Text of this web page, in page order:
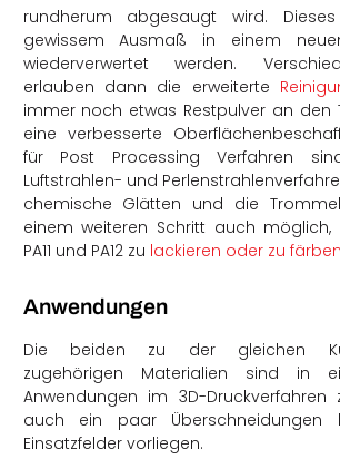
rundherum abgesaugt wird.
gewissem Ausmaß in einem
wiederverwertet werden.
erlauben dann die erweiterte
immer noch etwas Restpulver an den
eine verbesserte
für Post Processing Verfahren
Luftstrahlen- und
chemische Glätten und die
einem weiteren Schritt auch
PA11 und PA12 zu lackieren oder zu färben
Anwendungen
Die beiden zu der gleichen
zugehörigen Materialien sind in
Anwendungen im 3D-Druckverfahren
auch ein paar Überschneidungen
Einsatzfelder vorliegen.